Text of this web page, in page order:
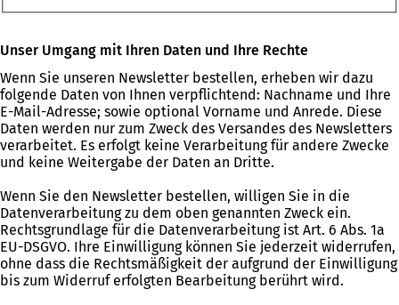
Bitte
Sie
dieses
Feld
leer.
Unser Umgang mit Ihren Daten und Ihre Rechte
Wenn Sie unseren Newsletter bestellen, erheben wir dazu
folgende Daten von Ihnen verpflichtend: Nachname und Ihre
E-Mail-Adresse; sowie optional Vorname und Anrede. Diese
Daten werden nur zum Zweck des Versandes des Newsletters
verarbeitet. Es erfolgt keine Verarbeitung für andere Zwecke
und keine Weitergabe der Daten an Dritte.
Wenn Sie den Newsletter bestellen, willigen Sie in die
Datenverarbeitung zu dem oben genannten Zweck ein.
Rechtsgrundlage für die Datenverarbeitung ist Art. 6 Abs. 1a
EU-DSGVO. Ihre Einwilligung können Sie jederzeit widerrufen,
ohne dass die Rechtsmäßigkeit der aufgrund der Einwilligung
bis zum Widerruf erfolgten Bearbeitung berührt wird.